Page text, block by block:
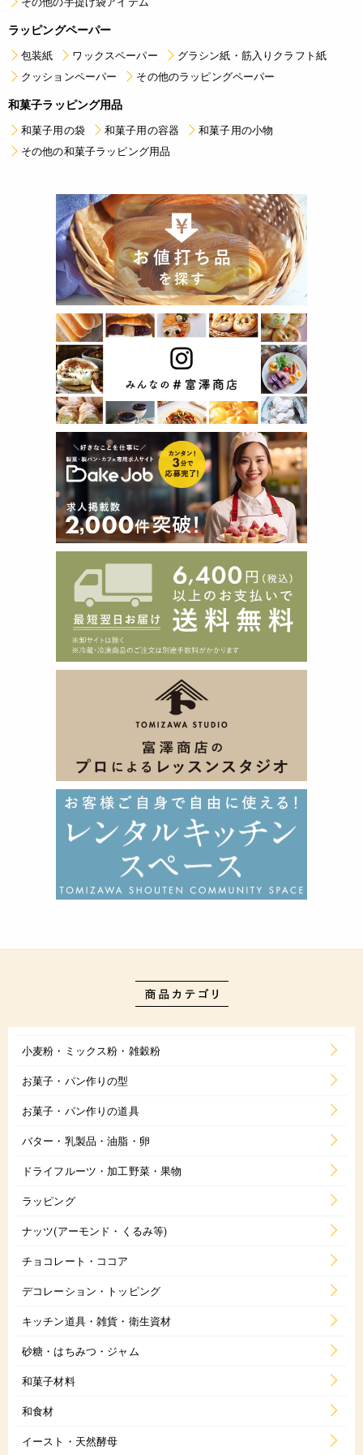
ラッピングペーパー
包装紙 ワックスペーパー
グラシン紙・筋入りクラフト紙
クッションペーパー
その他のラッピングペーパー
和菓子ラッピング用品
和菓子用の袋 和菓子用の容器
和菓子用の小物
その他の和菓子ラッピング用品
小麦粉・ミックス粉・雑穀粉
お菓子・パン作りの型
お菓子・パン作りの道具
バター・乳製品・油脂・卵
ドライフルーツ・加工野菜・果物
ラッピング
ナッツ(アーモンド・くるみ等)
チョコレート・ココア
デコレーション・トッピング
キッチン道具・雑貨・衛生資材
砂糖・はちみつ・ジャム
和菓子材料
和食材
イースト・天然酵母